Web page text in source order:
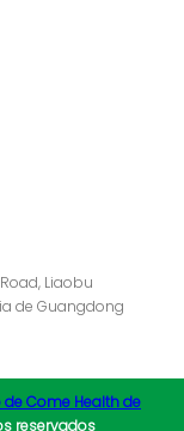
Liaobu
de Guangdong
Come Health de
reservados